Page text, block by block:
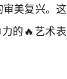
美复兴。这
的🔥艺术表